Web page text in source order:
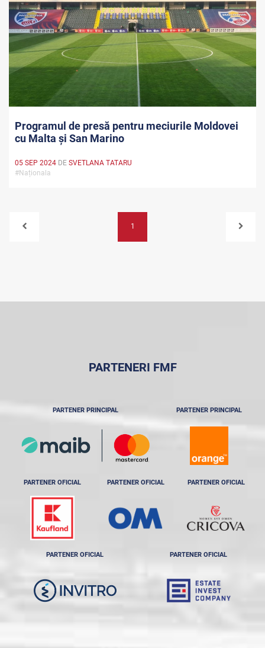
Programul de presă pentru meciurile Moldovei
cu Malta și San Marino
05 SEP 2024 DE SVETLANA TATARU
#Naționala
1
PARTENERI FMF
PARTENER PRINCIPAL PARTENER PRINCIPAL
PARTENER OFICIAL PARTENER OFICIAL PARTENER OFICIAL
PARTENER OFICIAL PARTENER OFICIAL